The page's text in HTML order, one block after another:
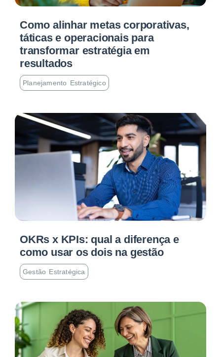
Como alinhar metas corporativas,
táticas e operacionais para
transformar estratégia em
resultados
Planejamento Estratégico
OKRs x KPIs: qual a diferença e
como usar os dois na gestão
Gestão Estratégica